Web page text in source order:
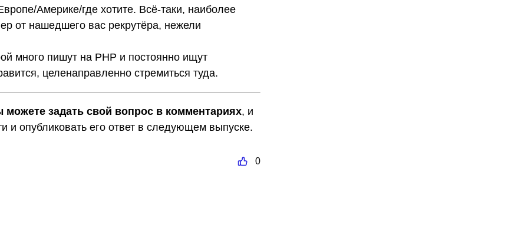
Америке/где хотите. Всё-таки, наиболее
от нашедшего вас рекрутёра, нежели
много пишут на PHP и постоянно ищут
целенаправленно стремиться туда.
можете задать свой вопрос в комментариях, и
и опубликовать его ответ в следующем выпуске.
0